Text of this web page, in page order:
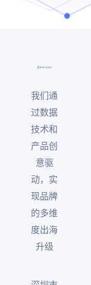
我们通
过数据
技术和
产品创
意驱
动，实
现品牌
的多维
度出海
升级